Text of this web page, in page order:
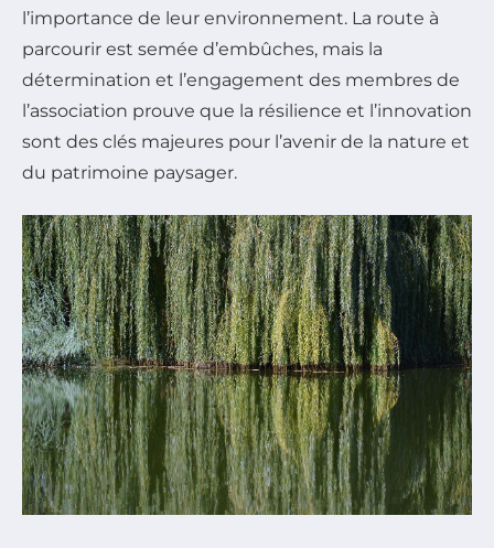
l’importance de leur environnement. La route à
parcourir est semée d’embûches, mais la
détermination et l’engagement des membres de
l’association prouve que la résilience et l’innovation
sont des clés majeures pour l’avenir de la nature et
du patrimoine paysager.